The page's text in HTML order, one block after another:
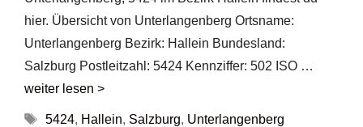
hier. Übersicht von Unterlangenberg Ortsname:
Unterlangenberg Bezirk: Hallein Bundesland:
Salzburg Postleitzahl: 5424 Kennziffer: 502 ISO …
weiter lesen >
Schlagwörter
5424, Hallein, Salzburg, Unterlangenberg